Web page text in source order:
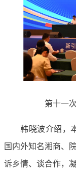
第十一
韩晓波介绍，
国内外知名湘商、
诉乡情、谈合作，